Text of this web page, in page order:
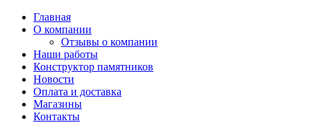
Главная
О компании
Отзывы о компании
Наши работы
Конструктор памятников
Новости
Оплата и доставка
Магазины
Контакты